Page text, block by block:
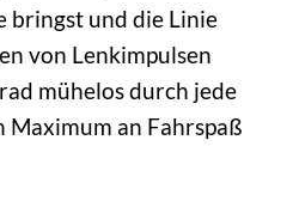
bringst und die Linie
von Lenkimpulsen
mühelos durch jede
Maximum an Fahrspaß